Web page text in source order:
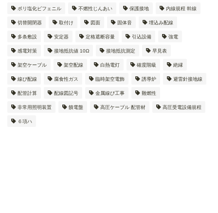
ポリ塩化ビフェニル 不燃性じんあい 保護接地 内線規程 幹線
切替開閉器 取付け 図面 固体音 埋込み配線
多条敷設 安定器 定格遮断容量 引込設備 強電
感電対策 接地抵抗値 10Ω 接地抵抗測定 早見表
架空ケーブル 架空配線 白熱電灯 確度階級 絶縁
線ぴ配線 腐食性ガス 臨時架空電飾 誘導炉 避雷針接地線
配管計算 配線図記号 金属線ぴ工事 難燃性
非常用照明装置 饋電盤 高圧ケーブル 配管材 高圧受電設備規程
６項ハ